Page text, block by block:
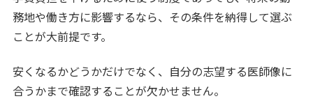
務地や働き方に影響するなら、その条件を納得して選ぶ
ことが大前提です。
安くなるかどうかだけでなく、自分の志望する医師像に
合うかまで確認することが欠かせません。